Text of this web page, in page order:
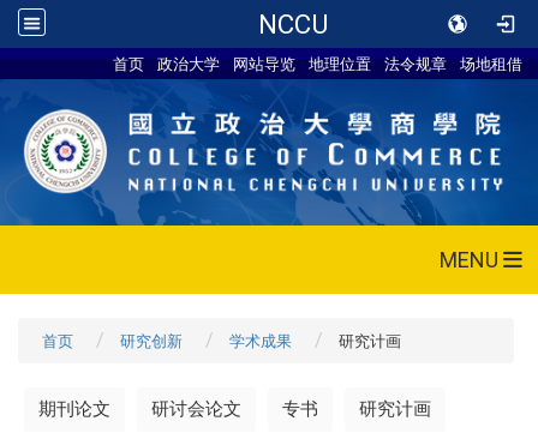
NCCU
首页 政治大学 网站导览 地理位置 法令规章 场地租借
MENU
首页 研究创新 学术成果 研究计画
期刊论文 研讨会论文 专书 研究计画